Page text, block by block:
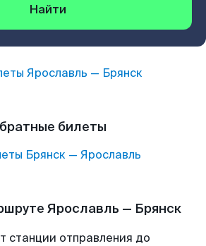
Найти
Ярославль — Брянск
билеты
Брянск — Ярославль
Ярославль — Брянск
станции отправления до